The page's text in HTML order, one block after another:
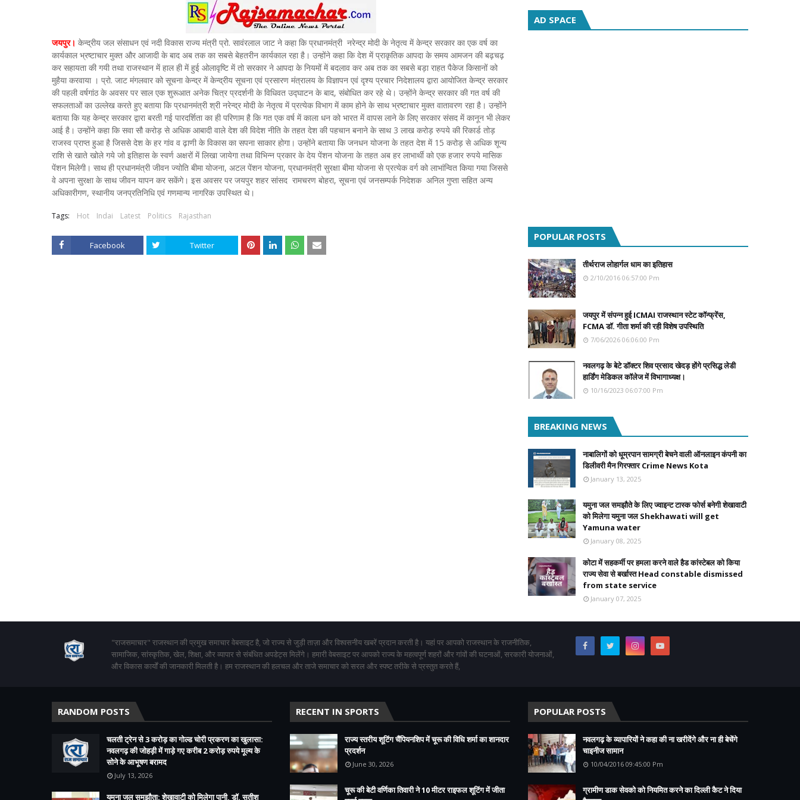
जयपुर। केन्द्रीय जल संसाधन एवं नदी विकास राज्य मंत्री प्रो. सावंरलाल जाट ने कहा कि प्रधानमंत्री नरेन्द्र मोदी के नेतृत्व में केन्द्र सरकार का एक वर्ष का
कार्यकाल भ्रष्टाचार मुक्त और आजादी के बाद अब तक का सबसे बेहतरीन कार्यकाल रहा है। उन्होंने कहा कि देश में प्राकृतिक आपदा के समय आमजन की बढ़चढ़
कर सहायता की गयी तथा राजस्थान में हाल ही में हुई ओलावृष्टि में तो सरकार ने आपदा के नियमों में बदलाव कर अब तक का सबसे बड़ा राहत पैकेज किसानों को
मुहैया करवाया । प्रो. जाट मंगलवार को सूचना केन्द्र में केन्द्रीय सूचना एवं प्रसारण मंत्रालय के विज्ञापन एवं दृश्य प्रचार निदेशालय द्वारा आयोजित केन्द्र सरकार
की पहली वर्षगांठ के अवसर पर साल एक शुरूआत अनेक चित्र प्रदर्शनी के विधिवत उद्घाटन के बाद, संबोधित कर रहे थे। उन्होंने केन्द्र सरकार की गत वर्ष की
सफलताओं का उल्लेख करते हुए बताया कि प्रधानमंत्री श्री नरेन्द्र मोदी के नेतृत्व में प्रत्येक विभाग में काम होने के साथ भ्रष्टाचार मुक्त वातावरण रहा है। उन्होंने
बताया कि यह केन्द्र सरकार द्वारा बरती गई पारदर्शिता का ही परिणाम है कि गत एक वर्ष में काला धन को भारत में वापस लाने के लिए सरकार संसद में कानून भी लेकर
आई है। उन्होंने कहा कि सवा सौ करोड़ से अधिक आबादी वाले देश की विदेश नीति के तहत देश की पहचान बनाने के साथ 3 लाख करोड़ रुपये की रिकार्ड तोड़
राजस्व प्राप्त हुआ है जिससे देश के हर गांव व ढ़ाणी के विकास का सपना साकार होगा। उन्होंने बताया कि जनधन योजना के तहत देश में 15 करोड़ से अधिक शून्य
राशि से खाते खोले गये जो इतिहास के स्वर्ण अक्षरों में लिखा जायेगा तथा विभिन्न प्रकार के देय पेंशन योजना के तहत अब हर लाभार्थी को एक हजार रुपये मासिक
पेंशन मिलेगी। साथ ही प्रधानमंत्री जीवन ज्योति बीमा योजना, अटल पेंशन योजना, प्रधानमंत्री सुरक्षा बीमा योजना से प्रत्येक वर्ग को लाभांन्वित किया गया जिससे
वे अपना सुरक्षा के साथ जीवन यापन कर सकेंगे। इस अवसर पर जयपुर शहर सांसद रामचरण बोहरा, सूचना एवं जनसम्पर्क निदेशक अनिल गुप्ता सहित अन्य
अधिकारीगण, स्थानीय जनप्रतिनिधि एवं गणमान्य नागरिक उपस्थित थे।
Tags: Hot Indai Latest Politics Rajasthan
Facebook Twitter
AD SPACE
POPULAR POSTS
तीर्थराज लोहार्गल धाम का इतिहास
2/10/2016 06:57:00 Pm
जयपुर में संपन्न हुई ICMAI राजस्थान स्टेट कॉन्फ्रेंस,
FCMA डॉ. गीता शर्मा की रही विशेष उपस्थिति
7/06/2026 06:06:00 Pm
नवलगढ़ के बेटे डॉक्टर शिव प्रसाद खेदड़ होंगे प्रसिद्ध लेडी
हार्डिंग मेडिकल कॉलेज में विभागाध्यक्ष।
10/16/2023 06:07:00 Pm
BREAKING NEWS
नाबालिगों को धूम्रपान सामग्री बेचने वाली ऑनलाइन कंपनी का
डिलीवरी मैन गिरफ्तार Crime News Kota
January 13, 2025
यमुना जल समझौते के लिए ज्वाइन्ट टास्क फोर्स बनेगी शेखावाटी
को मिलेगा यमुना जल Shekhawati will get
Yamuna water
January 08, 2025
कोटा में सहकर्मी पर हमला करने वाले हैड कांस्टेबल को किया
राज्य सेवा से बर्खास्त Head constable dismissed
from state service
January 07, 2025
"राजसमाचार" राजस्थान की प्रमुख समाचार वेबसाइट है, जो राज्य से जुड़ी ताज़ा और विश्वसनीय खबरें प्रदान करती है। यहां पर आपको राजस्थान के राजनीतिक,
सामाजिक, सांस्कृतिक, खेल, शिक्षा, और व्यापार से संबंधित अपडेट्स मिलेंगे। हमारी वेबसाइट पर आपको राज्य के महत्वपूर्ण शहरों और गांवों की घटनाओं, सरकारी योजनाओं,
और विकास कार्यों की जानकारी मिलती है। हम राजस्थान की हलचल और ताजे समाचार को सरल और स्पष्ट तरीके से प्रस्तुत करते हैं,
RANDOM POSTS
चलती ट्रेन से 3 करोड़ का गोल्ड चोरी प्रकरण का खुलासा:
नवलगढ़ की जोहड़ी में गाड़े गए करीब 2 करोड़ रुपये मूल्य के
सोने के आभूषण बरामद
July 13, 2026
यमुना जल समझौता: शेखावाटी को मिलेगा पानी, डॉ. सतीश
RECENT IN SPORTS
राज्य स्तरीय शूटिंग चैंपियनशिप में चूरू की विधि शर्मा का शानदार
प्रदर्शन
June 30, 2026
चूरू की बेटी वर्णिका तिवारी ने 10 मीटर राइफल शूटिंग में जीता
POPULAR POSTS
नवलगढ़ के व्यापारियों ने कहा की ना खरीदेंगे और ना ही बेचेंगे
चाइनीज सामान
10/04/2016 09:45:00 Pm
ग्रामीण डाक सेवको को नियमित करने का दिल्ली कैट ने दिया